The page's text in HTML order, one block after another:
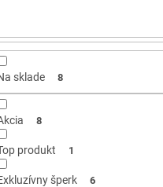
sklade 8
8
produkt 1
šperk 6